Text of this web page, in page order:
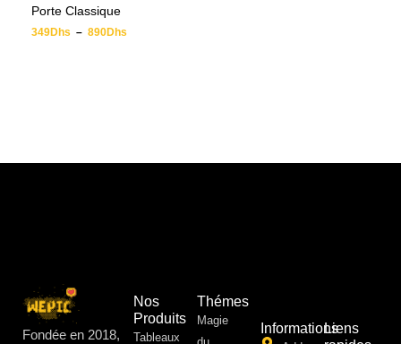
Porte Classique
349Dhs – 890Dhs
Fondée en 2018,
Nos
Produits
Tableaux
Thémes
Magie
InformationsLiens